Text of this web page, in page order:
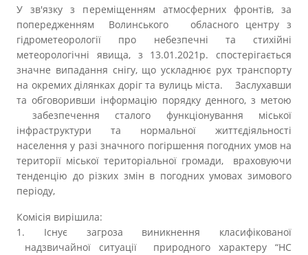
У зв'язку з переміщенням атмосферних фронтів, за
попередженням Волинського обласного центру з
гідрометеорології про небезпечні та стихійні
метеорологічні явища, з 13.01.2021р. спостерігається
значне випадання снігу, що ускладнює рух транспорту
на окремих ділянках доріг та вулиць міста. Заслухавши
та обговоривши інформацію порядку денного, з метою
забезпечення сталого функціонування міської
інфраструктури та нормальної життєдіяльності
населення у разі значного погіршення погодних умов на
території міської територіальної громади, враховуючи
тенденцію до різких змін в погодних умовах зимового
періоду,
Комісія вирішила:
1. Існує загроза виникнення класифікованої
надзвичайної ситуації природного характеру “НС